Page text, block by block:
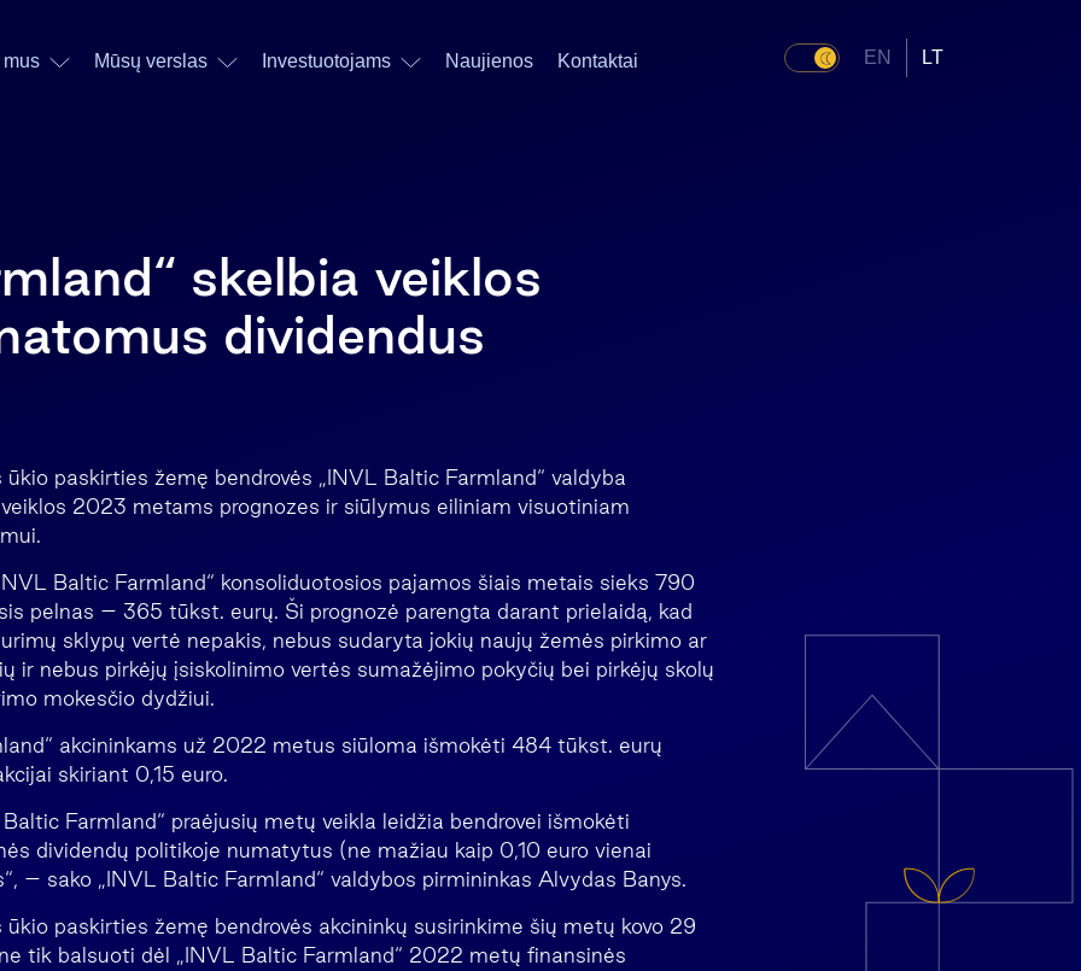
Mūsų verslas Investuotojams Naujienos Kontaktai EN LT
skelbia veiklos
dividendus
ūkio paskirties žemę bendrovės „INVL Baltic Farmland“ valdyba
2023 metams prognozes ir siūlymus eiliniam visuotiniam
Baltic Farmland“ konsoliduotosios pajamos šiais metais sieks 790
pelnas – 365 tūkst. eurų. Ši prognozė parengta darant prielaidą, kad
sklypų vertė nepakis, nebus sudaryta jokių naujų žemės pirkimo ar
ir nebus pirkėjų įsiskolinimo vertės sumažėjimo pokyčių bei pirkėjų skolų
mokesčio dydžiui.
akcininkams už 2022 metus siūloma išmokėti 484 tūkst. eurų
skiriant 0,15 euro.
Farmland“ praėjusių metų veikla leidžia bendrovei išmokėti
dividendų politikoje numatytus (ne mažiau kaip 0,10 euro vienai
– sako „INVL Baltic Farmland“ valdybos pirmininkas Alvydas Banys.
ūkio paskirties žemę bendrovės akcininkų susirinkime šių metų kovo 29
tik balsuoti dėl „INVL Baltic Farmland“ 2022 metų finansinės